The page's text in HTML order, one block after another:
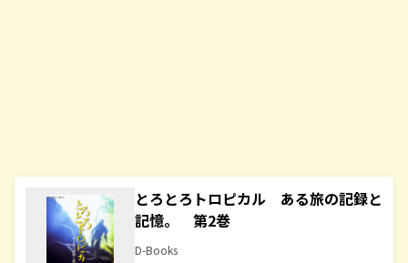
とろとろトロピカル ある旅の記録と
記憶。 第2巻
D-Books